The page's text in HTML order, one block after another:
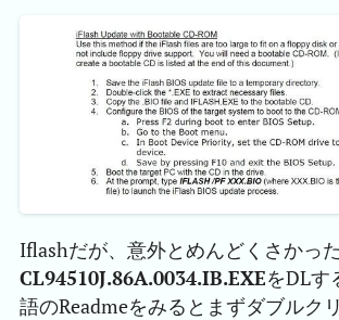
Iflashだが、意外とめんどくさかった
CL94510J.86A.0034.IB.EXEをDLす
語のReadmeをみるとまずダブルク